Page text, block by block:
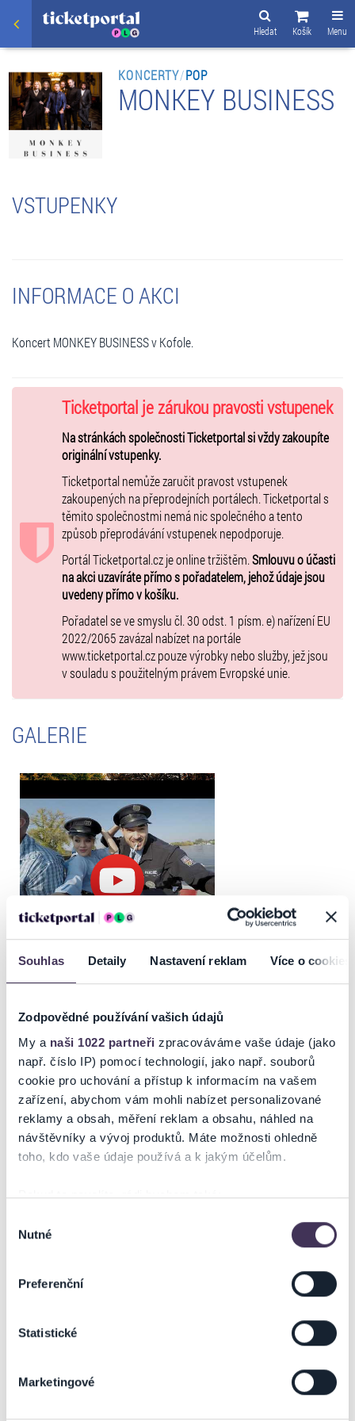
Souhlas Detaily Nastavení reklam Více o cookies
Zodpovědné používání vašich údajů
My a naši 1022 partneři zpracováváme vaše údaje (jako
např. číslo IP) pomocí technologií, jako např. souborů
cookie pro uchování a přístup k informacím na vašem
zařízení, abychom vám mohli nabízet personalizované
reklamy a obsah, měření reklam a obsahu, náhled na
návštěvníky a vývoj produktů. Máte možnosti ohledně
toho, kdo vaše údaje používá a k jakým účelům.
Pokud to povolíte, rádi bychom také:
které mohou být přesné na několik metrů
skenování pro konkrétní charakteristiky (otisk prstu)
Zjistěte více o tom, jak zpracováváme vaše osobní
Svůj souhlas můžete kdykoliv změnit nebo odvolat v
Na těchto stránkách využíváme soubory cookies a další
souhlasu
Nutné
Preferenční
Statistické
Marketingové
Menu
Košík
Hledat
KONCERTY/POP
MONKEY BUSINESS
VSTUPENKY
INFORMACE O AKCI
Koncert MONKEY BUSINESS v Kofole.
Ticketportal je zárukou pravosti vstupenek
Na stránkách společnosti Ticketportal si vždy zakoupíte
originální vstupenky.
Ticketportal nemůže zaručit pravost vstupenek
zakoupených na přeprodejních portálech. Ticketportal s
těmito společnostmi nemá nic společného a tento
způsob přeprodávání vstupenek nepodporuje.
Portál Ticketportal.cz je online tržištěm.Smlouvu o účasti
na akci uzavíráte přímo s pořadatelem, jehož údaje jsou
uvedeny přímo v košíku.
Pořadatel se ve smyslu čl. 30 odst. 1 písm. e) nařízení EU
2022/2065 zavázal nabízet na portále
www.ticketportal.cz pouze výrobky nebo služby, jež jsou
v souladu s použitelným právem Evropské unie.
GALERIE